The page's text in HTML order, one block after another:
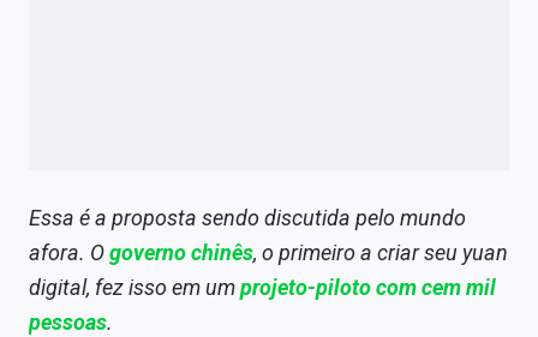
Essa é a proposta sendo discutida pelo mundo
afora. Ogoverno chinês, o primeiro a criar seu yuan
digital, fez isso em umprojeto-piloto com cem mil
pessoas.